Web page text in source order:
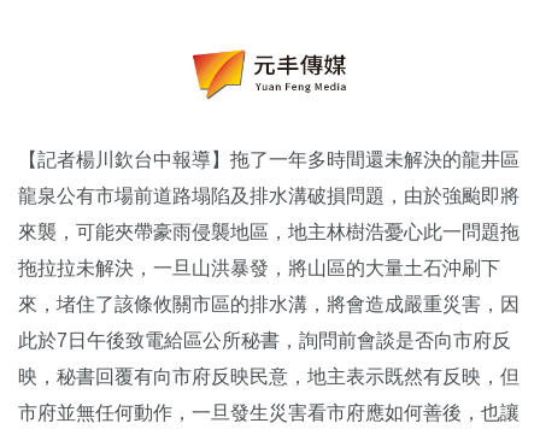
【記者楊川欽台中報導】拖了一年多時間還未解決的龍井區
龍泉公有市場前道路塌陷及排水溝破損問題，由於強颱即將
來襲，可能夾帶豪雨侵襲地區，地主林樹浩憂心此一問題拖
拖拉拉未解決，一旦山洪暴發，將山區的大量土石沖刷下
來，堵住了該條攸關市區的排水溝，將會造成嚴重災害，因
此於7日午後致電給區公所秘書，詢問前會談是否向市府反
映，秘書回覆有向市府反映民意，地主表示既然有反映，但
市府並無任何動作，一旦發生災害看市府應如何善後，也讓